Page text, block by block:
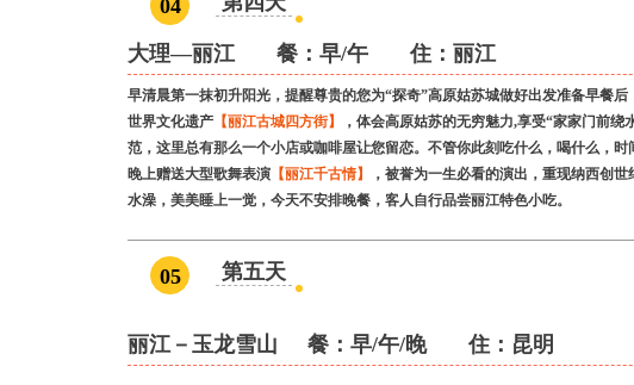
04
大理—丽江 餐： 早/午 住：丽江
早清晨第一抹初升阳光，提醒尊贵的您为“探奇”高原姑苏城做好出发准备早餐
世界文化遗产 【丽江古城四方街】
，体会高原姑苏的无穷魅力,享受“家家门前
范，这里总有那么一个小店或咖啡屋让您留恋。不管你此刻吃什么，喝什么，时
晚上赠送大型歌舞表演 【丽江千古情】
，被誉为一生必看的演出，重现纳西创
水澡，美美睡上一觉，今天不安排晚餐，客人自行品尝丽江特色小吃。
05 第五天
丽江－玉龙雪山 餐： 早/午/晚住：昆明